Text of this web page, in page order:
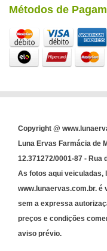
Métodos de
Copyright @
Luna Ervas Farmácia de
12.371272/0001-87 - Rua
As fotos aqui veiculadas,
www.lunaervas.com.br. é
sem a expressa
preços e condições
aviso prévio.